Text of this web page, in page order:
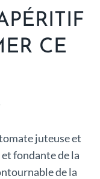
CE
juteuse et
fondante de la
de la